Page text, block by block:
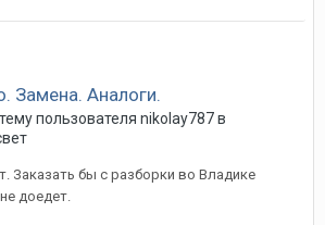
Замена. Аналоги.
пользователя nikolay787в
Заказать бы с разборки во Владике
доедет.